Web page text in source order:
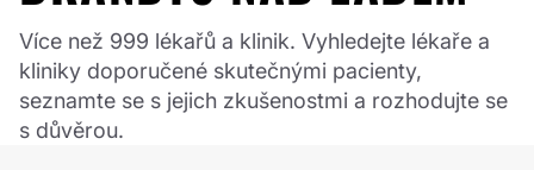
Více než 999 lékařů a klinik. Vyhledejte lékaře a
kliniky doporučené skutečnými pacienty,
seznamte se s jejich zkušenostmi a rozhodujte se
s důvěrou.